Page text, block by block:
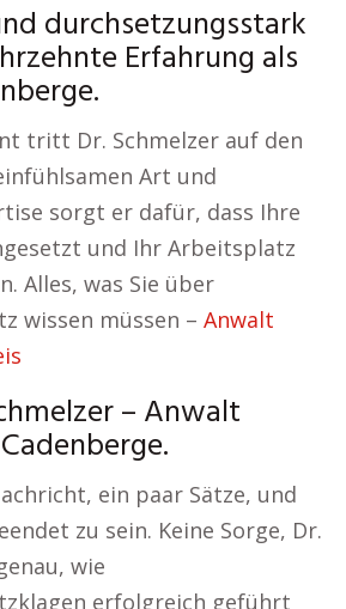
durchsetzungsstark
Erfahrung als
tritt Dr. Schmelzer auf den
Art und
sorgt er dafür, dass Ihre
und Ihr Arbeitsplatz
Alles, was Sie über
wissen müssen – Anwalt
– Anwalt
ein paar Sätze, und
zu sein. Keine Sorge, Dr.
wie
erfolgreich geführt